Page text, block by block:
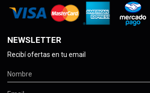
NEWSLETTER
Recibí ofertas en tu email